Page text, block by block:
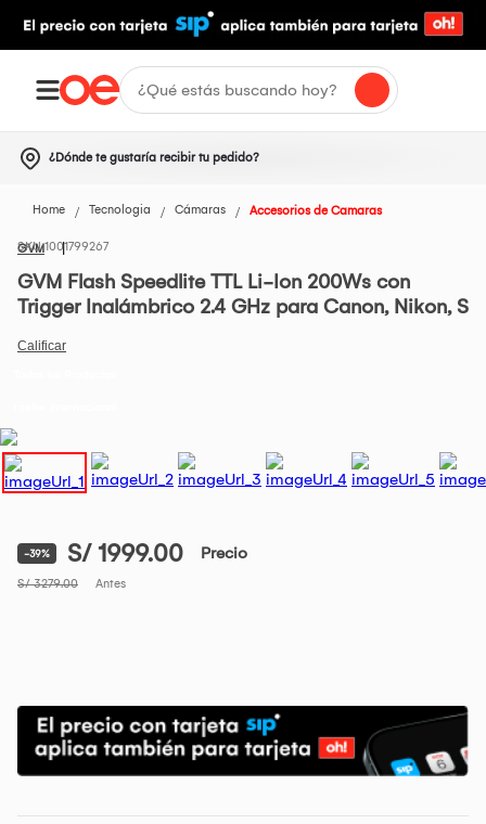
¿Dónde te gustaría recibir tu pedido?
Home Tecnologia Cámaras Accesorios de Camaras
GVM1001799267
GVM Flash Speedlite TTL Li-Ion 200Ws con
Trigger Inalámbrico 2.4 GHz para Canon, Nikon, S
-39% S/ 1999.00 Precio
S/ 3279.00 Antes